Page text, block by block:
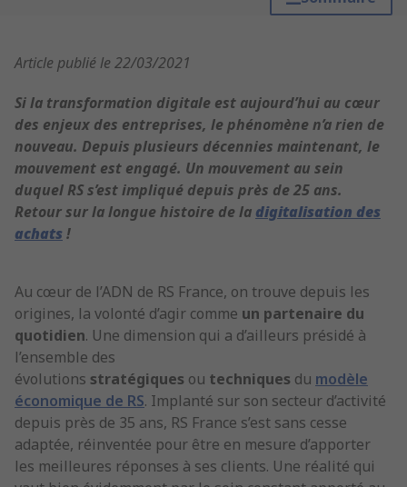
Article publié le 22/03/2021
Si la transformation digitale est aujourd’hui au cœur
des enjeux des entreprises, le phénomène n’a rien de
nouveau. Depuis plusieurs décennies maintenant, le
mouvement est engagé. Un mouvement au sein
duquel RS s’est impliqué depuis près de 25 ans.
Retour sur la longue histoire de la digitalisation des
achats!
Au cœur de l’ADN de RS France, on trouve depuis les
origines, la volonté d’agir comme un partenaire du
quotidien. Une dimension qui a d’ailleurs présidé à
l’ensemble des
évolutions stratégiques ou techniques du modèle
économique de RS. Implanté sur son secteur d’activité
depuis près de 35 ans, RS France s’est sans cesse
adaptée, réinventée pour être en mesure d’apporter
les meilleures réponses à ses clients. Une réalité qui